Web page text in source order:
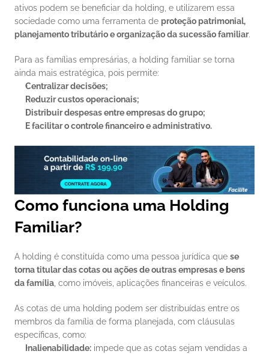
ativos podem se beneficiar da holding, e utilizarem essa
sociedade como uma ferramenta de proteção patrimonial,
planejamento tributário e organização da sucessão familiar.
Para as famílias empresárias, a holding familiar se torna
ainda mais estratégica, pois permite:
Centralizar decisões;
Reduzir custos operacionais;
Distribuir despesas entre empresas do grupo;
E facilitar o controle financeiro e administrativo.
Como funciona uma Holding
Familiar?
A holding é constituída como uma pessoa jurídica que se
torna titular das cotas ou ações de outras empresas e bens
da família, como imóveis, aplicações financeiras e veículos.
As cotas de uma holding podem ser distribuídas entre os
membros da família de forma planejada, com cláusulas
específicas, como:
Inalienabilidade: impede que as cotas sejam vendidas a